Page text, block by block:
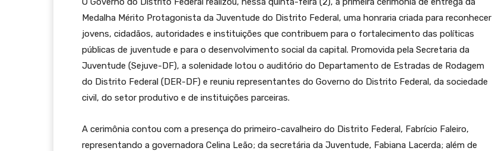
Medalha Mérito Protagonista da Juventude do Distrito Federal, uma honraria criada para reconhecer
jovens, cidadãos, autoridades e instituições que contribuem para o fortalecimento das políticas
públicas de juventude e para o desenvolvimento social da capital. Promovida pela Secretaria da
Juventude (Sejuve-DF), a solenidade lotou o auditório do Departamento de Estradas de Rodagem
do Distrito Federal (DER-DF) e reuniu representantes do Governo do Distrito Federal, da sociedade
civil, do setor produtivo e de instituições parceiras.
A cerimônia contou com a presença do primeiro-cavalheiro do Distrito Federal, Fabrício Faleiro,
representando a governadora Celina Leão; da secretária da Juventude, Fabiana Lacerda; além de